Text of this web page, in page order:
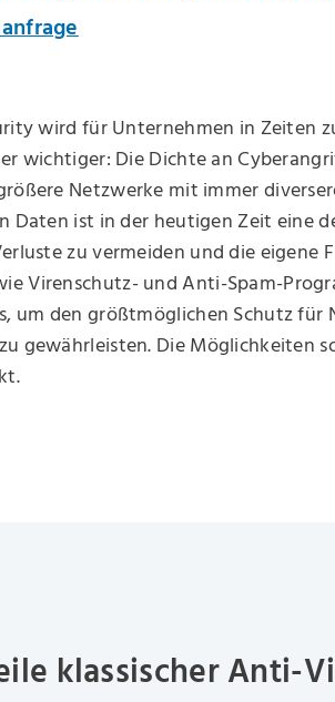
wird für Unternehmen in Zeiten
wichtiger: Die Dichte an
Netzwerke mit immer
Daten ist in der heutigen Zeit eine
zu vermeiden und die eigene
Virenschutz- und Anti-Spam-
um den größtmöglichen Schutz für
gewährleisten. Die Möglichkeiten
klassischer Anti-